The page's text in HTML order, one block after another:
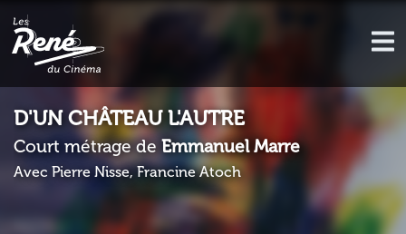
D'UN CHÂTEAU L'AUTRE
Court métrage de Emmanuel Marre
Avec Pierre Nisse, Francine Atoch